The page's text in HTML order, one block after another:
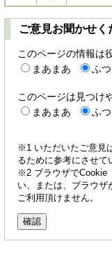
ご意見お聞かせく
このページの情報は
まあまあ
ふつ
このページは見つけ
まあまあ
ふつ
※1 いただいたご意見
るために参考にさせて
※2 ブラウザでCookie
い、または、ブラウザ
ご利用頂けません。